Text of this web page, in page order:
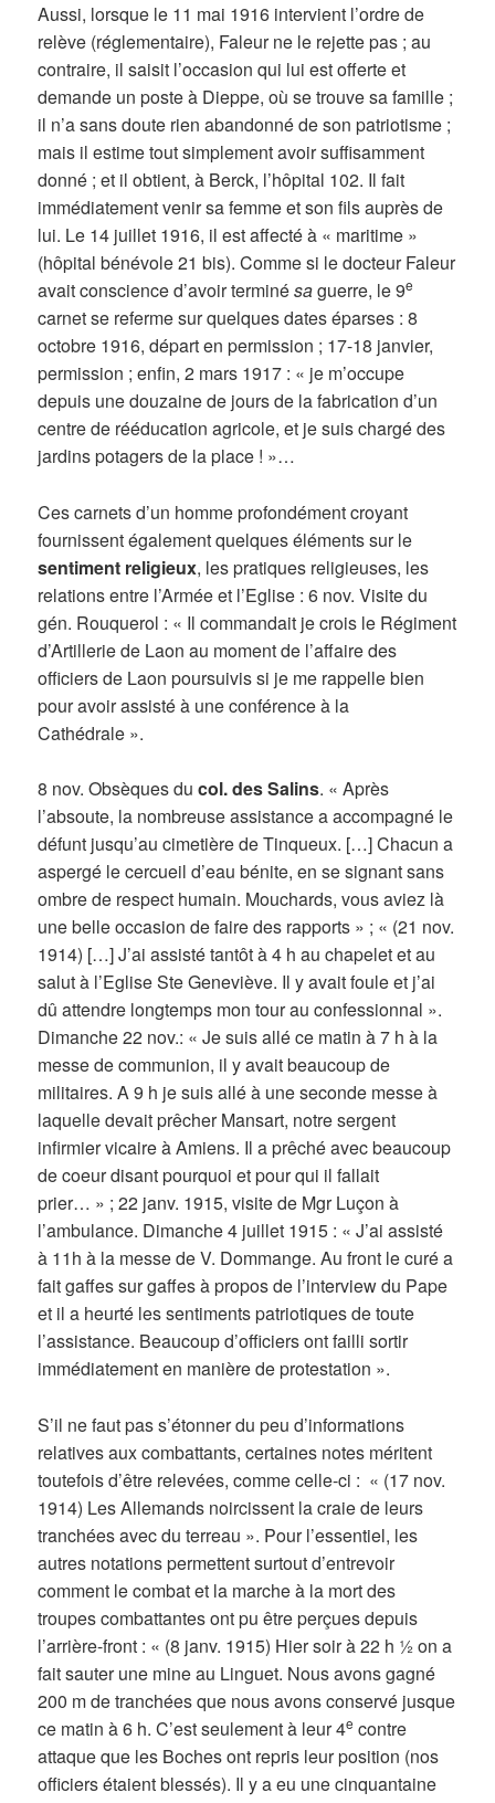
Aussi, lorsque le 11 mai 1916 intervient l’ordre de
relève (réglementaire), Faleur ne le rejette pas ; au
contraire, il saisit l’occasion qui lui est offerte et
demande un poste à Dieppe, où se trouve sa famille ;
il n’a sans doute rien abandonné de son patriotisme ;
mais il estime tout simplement avoir suffisamment
donné ; et il obtient, à Berck, l’hôpital 102. Il fait
immédiatement venir sa femme et son fils auprès de
lui. Le 14 juillet 1916, il est affecté à « maritime »
(hôpital bénévole 21 bis). Comme si le docteur Faleur
avait conscience d’avoir terminésaguerre, le 9e
carnet se referme sur quelques dates éparses : 8
octobre 1916, départ en permission ; 17-18 janvier,
permission ; enfin, 2 mars 1917 : « je m’occupe
depuis une douzaine de jours de la fabrication d’un
centre de rééducation agricole, et je suis chargé des
jardins potagers de la place ! »…
Ces carnets d’un homme profondément croyant
fournissent également quelques éléments sur le
sentiment religieux, les pratiques religieuses, les
relations entre l’Armée et l’Eglise : 6 nov. Visite du
gén. Rouquerol : « Il commandait je crois le Régiment
d’Artillerie de Laon au moment de l’affaire des
officiers de Laon poursuivis si je me rappelle bien
pour avoir assisté à une conférence à la
Cathédrale ».
8 nov. Obsèques ducol. des Salins. « Après
l’absoute, la nombreuse assistance a accompagné le
défunt jusqu’au cimetière de Tinqueux. […] Chacun a
aspergé le cercueil d’eau bénite, en se signant sans
ombre de respect humain. Mouchards, vous aviez là
une belle occasion de faire des rapports » ; « (21 nov.
1914) […] J’ai assisté tantôt à 4 h au chapelet et au
salut à l’Eglise Ste Geneviève. Il y avait foule et j’ai
dû attendre longtemps mon tour au confessionnal ».
Dimanche 22 nov.: « Je suis allé ce matin à 7 h à la
messe de communion, il y avait beaucoup de
militaires. A 9 h je suis allé à une seconde messe à
laquelle devait prêcher Mansart, notre sergent
infirmier vicaire à Amiens. Il a prêché avec beaucoup
de coeur disant pourquoi et pour qui il fallait
prier… » ; 22 janv. 1915, visite de Mgr Luçon à
l’ambulance. Dimanche 4 juillet 1915 : « J’ai assisté
à 11h à la messe de V. Dommange. Au front le curé a
fait gaffes sur gaffes à propos de l’interview du Pape
et il a heurté les sentiments patriotiques de toute
l’assistance. Beaucoup d’officiers ont failli sortir
immédiatement en manière de protestation ».
S’il ne faut pas s’étonner du peu d’informations
relatives aux combattants, certaines notes méritent
toutefois d’être relevées, comme celle-ci : « (17 nov.
1914) Les Allemands noircissent la craie de leurs
tranchées avec du terreau ». Pour l’essentiel, les
autres notations permettent surtout d’entrevoir
comment le combat et la marche à la mort des
troupes combattantes ont pu être perçues depuis
l’arrière-front : « (8 janv. 1915) Hier soir à 22 h ½ on a
fait sauter une mine au Linguet. Nous avons gagné
200 m de tranchées que nous avons conservé jusque
ce matin à 6 h. C’est seulement à leur 4e contre
attaque que les Boches ont repris leur position (nos
officiers étaient blessés). Il y a eu une cinquantaine